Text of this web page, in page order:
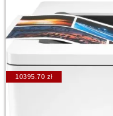
10395.70 zł